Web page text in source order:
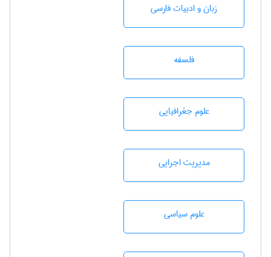
زبان و ادبيات فارسی
فلسفه
علوم جغرافيايی
مديريت اجرايی
علوم سياسی